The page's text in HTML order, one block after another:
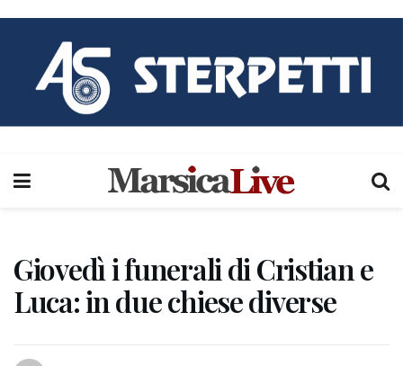
Giovedì i funerali di Cristian e
Luca: in due chiese diverse